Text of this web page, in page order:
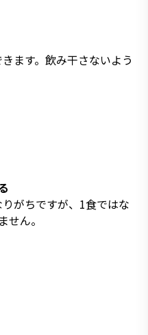
ます。飲み干さないよう
がちですが、1食ではな
せん。